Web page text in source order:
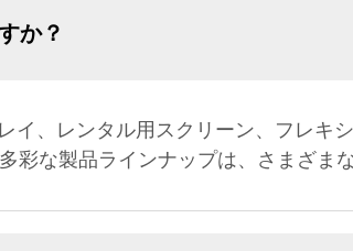
か？
イ、レンタル用スクリーン、フレキ
な製品ラインナップは、さまざま